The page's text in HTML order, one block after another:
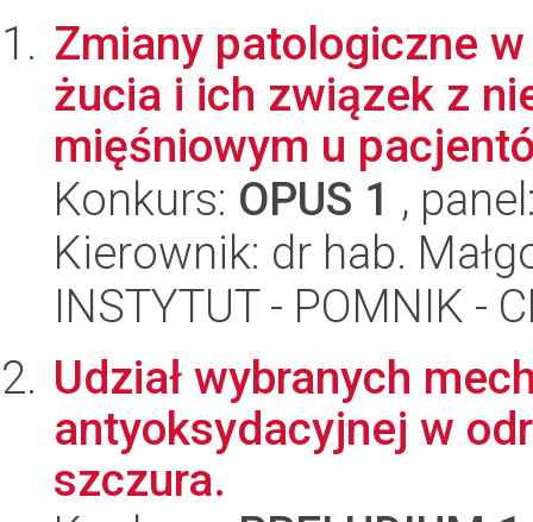
Zmiany patologiczne
żucia i ich związek z
mięśniowym u
Konkurs: OPUS 1 ,
Kierownik: dr hab.
INSTYTUT - POMNIK -
Udział wybranych
antyoksydacyjnej w
szczura.